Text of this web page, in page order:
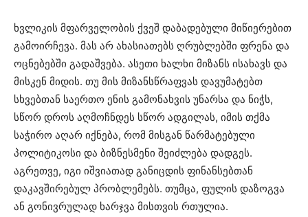
ხვლიკის მფარველობის ქვეშ დაბადებული მიწიერებით
გამოირჩევა. მას არ ახასიათებს ღრუბლებში ფრენა და
ოცნებებში გადაშვება. ასეთი ხალხი მიზანს ისახავს და
მისკენ მიდის. თუ მის მიზანსწრაფვას დავუმატებთ
სხვებთან საერთო ენის გამონახვის უნარსა და ნიჭს,
სწორ დროს აღმოჩნდეს სწორ ადგილას, იმის თქმა
საჭირო აღარ იქნება, რომ მისგან წარმატებული
პოლიტიკოსი და ბიზნესმენი შეიძლება დადგეს.
აგრეთვე, იგი იშვიათად განიცდის ფინანსებთან
დაკავშირებულ პრობლემებს. თუმცა, ფულის დაზოგვა
ან გონივრულად ხარჯვა მისთვის რთულია.